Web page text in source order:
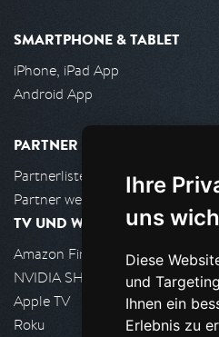
Ihre
uns
Diese
und
Ihnen ein
Erlebnis zu
SMARTPHONE & TABLET
iPhone, iPad App
Android App
PARTNER
Partnerliste
Partner werden
TV UND WOHNZIMMER
Amazon FireTV
NVIDIA SHIELD, Google TV
Apple TV
Roku